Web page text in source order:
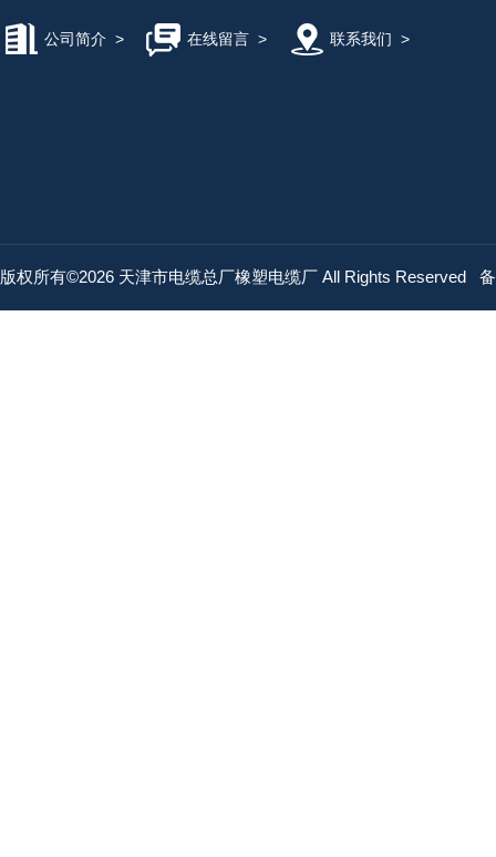
公司简介 > 在线留言> 联系我们 >
版权所有©2026 天津市电缆总厂橡塑电缆厂 All Rights Reserved